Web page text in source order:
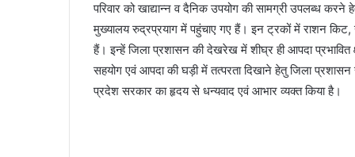
परिवार को खाद्यान्न व दैनिक उपयोग की सामग्री उपलब्ध
मुख्यालय रुद्रप्रयाग में पहुंचाए गए हैं। इन ट्रकों में राशन किट,
हैं। इन्हें जिला प्रशासन की देखरेख में शीघ्र ही आपदा प्रभावित
सहयोग एवं आपदा की घड़ी में तत्परता दिखाने हेतु जिला
प्रदेश सरकार का हृदय से धन्यवाद एवं आभार व्यक्त किया है।